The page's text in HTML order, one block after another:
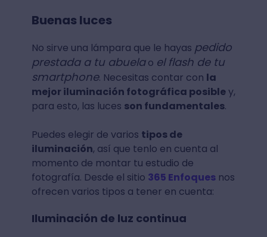
Buenas luces
No sirve una lámpara que le hayas pedido
prestada a tu abuelao el flash de tu
smartphone. Necesitas contar con la
mejor iluminación fotográfica posibley,
para esto, las luces son fundamentales.
Puedes elegir de varios tipos de
iluminación, así que tenlo en cuenta al
momento de montar tu estudio de
fotografía. Desde el sitio 365 Enfoquesnos
ofrecen varios tipos a tener en cuenta:
Iluminación de luz continua